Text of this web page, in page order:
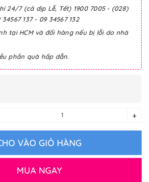
24/7 (cả dịp Lễ, Tết) 1900 7005 - (028)
137 - 09 34567 132
tại HCM và đổi hàng nếu bị lỗi do nhà
phần quà hấp dẫn.
+
VÀO GIỎ HÀNG
MUA NGAY